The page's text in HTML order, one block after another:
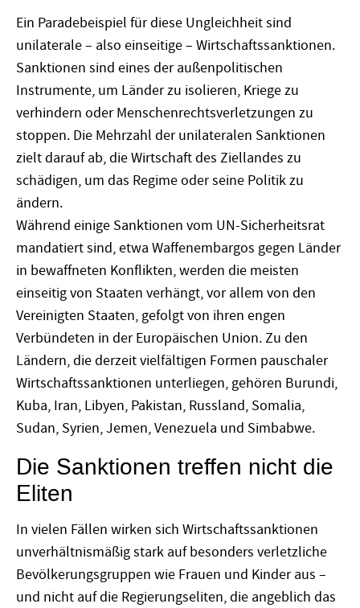
Ein Paradebeispiel für diese Ungleichheit sind
unilaterale – also einseitige – Wirtschaftssanktionen.
Sanktionen sind eines der außenpolitischen
Instrumente, um Länder zu isolieren, Kriege zu
verhindern oder Menschenrechtsverletzungen zu
stoppen. Die Mehrzahl der unilateralen Sanktionen
zielt darauf ab, die Wirtschaft des Ziellandes zu
schädigen, um das Regime oder seine Politik zu
ändern.
Während einige Sanktionen vom UN-Sicherheitsrat
mandatiert sind, etwa Waffenembargos gegen Länder
in bewaffneten Konflikten, werden die meisten
einseitig von Staaten verhängt, vor allem von den
Vereinigten Staaten, gefolgt von ihren engen
Verbündeten in der Europäischen Union. Zu den
Ländern, die derzeit vielfältigen Formen pauschaler
Wirtschaftssanktionen unterliegen, gehören Burundi,
Kuba, Iran, Libyen, Pakistan, Russland, Somalia,
Sudan, Syrien, Jemen, Venezuela und Simbabwe.
Die Sanktionen treffen nicht die
Eliten
In vielen Fällen wirken sich Wirtschaftssanktionen
unverhältnismäßig stark auf besonders verletzliche
Bevölkerungsgruppen wie Frauen und Kinder aus –
und nicht auf die Regierungseliten, die angeblich das